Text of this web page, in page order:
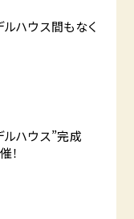
ハウス間もなく
ハウス”完成
！